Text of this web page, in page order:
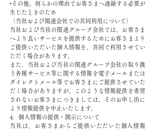
•その他、何らかの理由でお客さまへ連絡する必要が
生じたときのため
〈当社および関連会社での共同利用について〉
当社および当社の関連グループ会社では、お客さま
へより良いサービスを提供するためにお客さまより
ご提供いただいた個人情報を、共同で利用させてい
ただく場合があります。
また、当社および当社の関連グループ会社の取り扱
う各種サービス等に関する情報を電子メールまたは
ダイレクトメール等でお客さまにご提供させていた
だく場合がありますが、このような情報提供を希望
されないお客さまにつきましては、そのお申し出に
より情報提供を中止いたします。
4．個人情報の提供・開示について
当社は、お客さまからご提供いただいた個人情報